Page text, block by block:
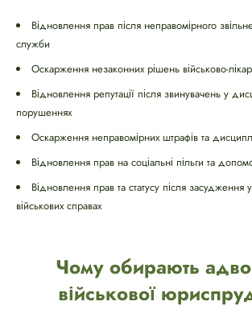
Відновлення прав після неправомірного
служби
Оскарження незаконних рішень військово-
Відновлення репутації після звинувачень у
порушеннях
Оскарження неправомірних штрафів та
Відновлення прав на соціальні пільги та
Відновлення прав та статусу після засудження
військових справах
Чому обирають
військової